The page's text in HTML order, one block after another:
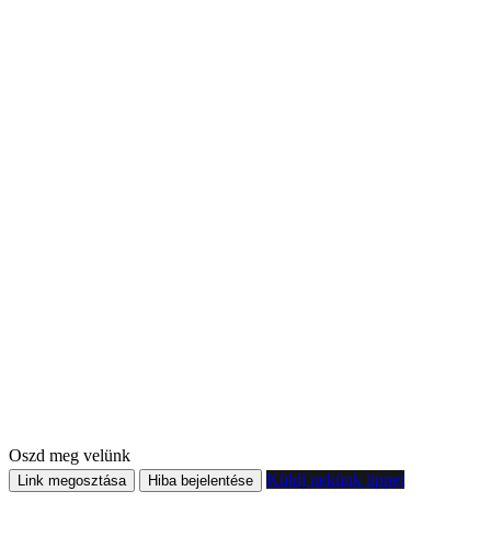
Oszd meg velünk
Link megosztása Hiba bejelentése Küldj nekünk tippet